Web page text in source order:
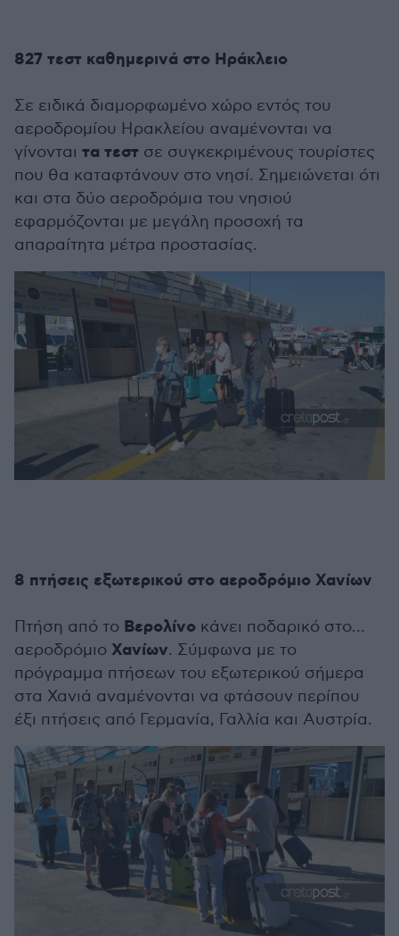
827 τεστ καθημερινά στο Ηράκλειο
Σε ειδικά διαμορφωμένο χώρο εντός του
αεροδρομίου Ηρακλείου αναμένονται να
γίνονται τα τεστ σε συγκεκριμένους τουρίστες
που θα καταφτάνουν στο νησί. Σημειώνεται ότι
και στα δύο αεροδρόμια του νησιού
εφαρμόζονται με μεγάλη προσοχή τα
απαραίτητα μέτρα προστασίας.
8 πτήσεις εξωτερικού στο αεροδρόμιο Χανίων
Πτήση από το Βερολίνο κάνει ποδαρικό στο…
αεροδρόμιο Χανίων. Σύμφωνα με το
πρόγραμμα πτήσεων του εξωτερικού σήμερα
στα Χανιά αναμένονται να φτάσουν περίπου
έξι πτήσεις από Γερμανία, Γαλλία και Αυστρία.